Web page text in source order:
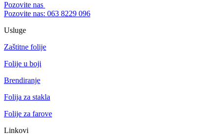
Pozovite nas
Pozovite nas: 063 8229 096
Usluge
Zaštitne folije
Folije u boji
Brendiranje
Folija za stakla
Folije za farove
Linkovi